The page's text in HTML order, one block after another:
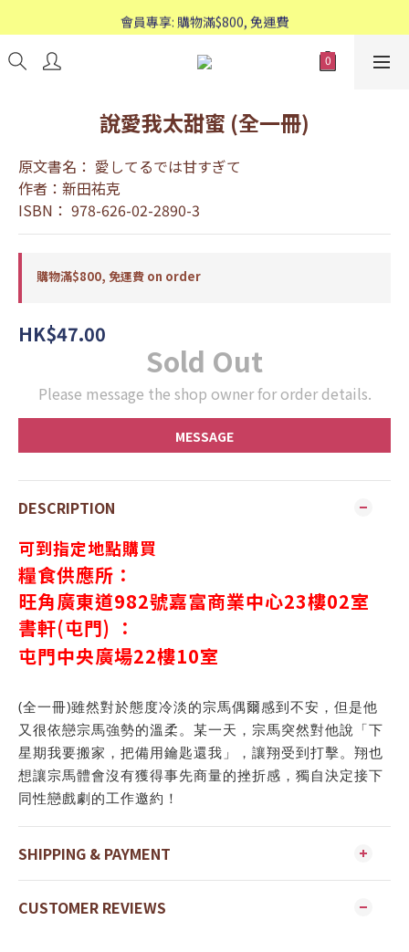
歡迎WhatsApp查詢：95588661
會員專享: 購物滿$800, 免運費
歡迎WhatsApp查詢：95588661
說愛我太甜蜜 (全一冊)
原文書名： 愛してるでは甘すぎて
作者：新田祐克
ISBN： 978-626-02-2890-3
購物滿$800, 免運費 on order
HK$47.00
Sold Out
Please message the shop owner for order details.
MESSAGE
DESCRIPTION
可到指定地點購買
糧食供應所：
旺角廣東道982號嘉富商業中心23樓02室
書軒(屯門) ：
屯門中央廣場22樓10室
(全一冊)雖然對於態度冷淡的宗馬偶爾感到不安，但是他
又很依戀宗馬強勢的溫柔。某一天，宗馬突然對他說「下
星期我要搬家，把備用鑰匙還我」，讓翔受到打擊。翔也
想讓宗馬體會沒有獲得事先商量的挫折感，獨自決定接下
同性戀戲劇的工作邀約！
SHIPPING & PAYMENT
CUSTOMER REVIEWS